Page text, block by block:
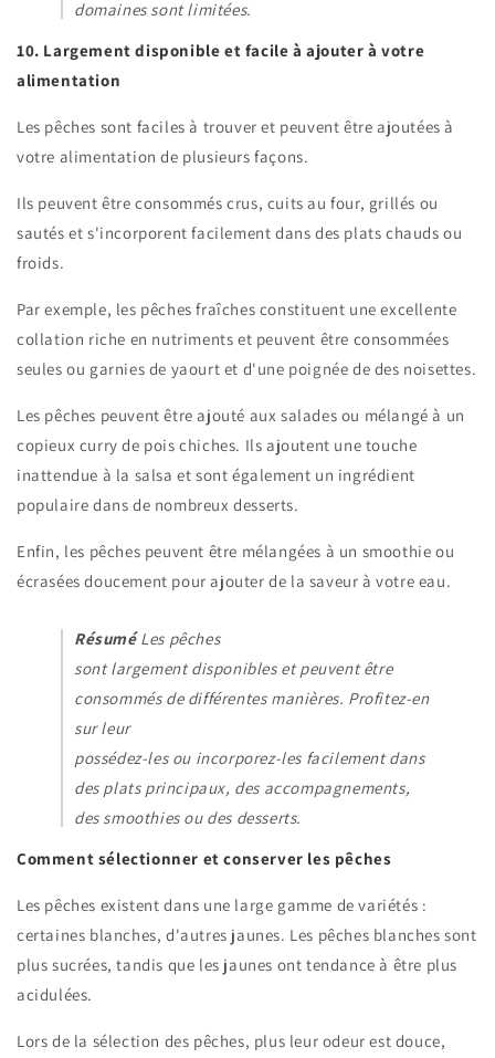
domaines sont limitées.
10. Largement disponible et facile à ajouter à votre
alimentation
Les pêches sont faciles à trouver et peuvent être ajoutées à
votre alimentation de plusieurs façons.
Ils peuvent être consommés crus, cuits au four, grillés ou
sautés et s'incorporent facilement dans des plats chauds ou
froids.
Par exemple, les pêches fraîches constituent une excellente
collation riche en nutriments et peuvent être consommées
seules ou garnies de yaourt et d'une poignée de des noisettes.
Les pêches peuvent être ajouté aux salades ou mélangé à un
copieux curry de pois chiches. Ils ajoutent une touche
inattendue à la salsa et sont également un ingrédient
populaire dans de nombreux desserts.
Enfin, les pêches peuvent être mélangées à un smoothie ou
écrasées doucement pour ajouter de la saveur à votre eau.
Résumé Les pêches
sont largement disponibles et peuvent être
consommés de différentes manières. Profitez-en
sur leur
possédez-les ou incorporez-les facilement dans
des plats principaux, des accompagnements,
des smoothies ou des desserts.
Comment sélectionner et conserver les pêches
Les pêches existent dans une large gamme de variétés :
certaines blanches, d'autres jaunes. Les pêches blanches sont
plus sucrées, tandis que les jaunes ont tendance à être plus
acidulées.
Lors de la sélection des pêches, plus leur odeur est douce,